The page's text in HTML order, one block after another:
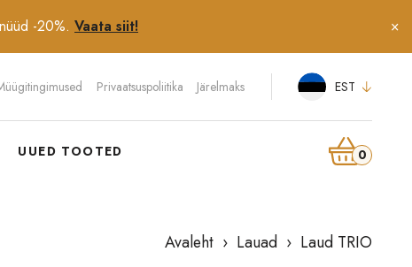
-20%. Vaata siit! ×
Privaatsuspoliitika Järelmaks EST
UUED TOOTED 0
Avaleht › Lauad › Laud TRIO